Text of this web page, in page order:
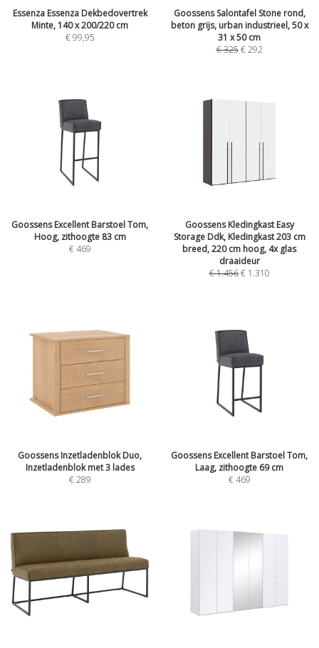
Essenza Essenza Dekbedovertrek
Minte, 140 x 200/220 cm
€99,95
Goossens Salontafel Stone rond,
beton grijs, urban industrieel, 50 x
31 x 50 cm
€325 €292
Goossens Excellent Barstoel Tom,
Hoog, zithoogte 83 cm
€469
Goossens Kledingkast Easy
Storage Ddk, Kledingkast 203 cm
breed, 220 cm hoog, 4x glas
draaideur
€1.456 € 1.310
Goossens Inzetladenblok Duo,
Inzetladenblok met 3 lades
€289
Goossens Excellent Barstoel Tom,
Laag, zithoogte 69 cm
€469